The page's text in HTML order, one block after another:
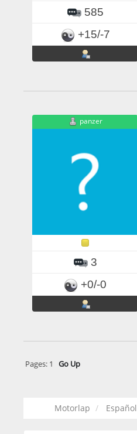
585
+15/-7
panzer
3
+0/-0
Pages: 1 Go Up
Motorlap Español